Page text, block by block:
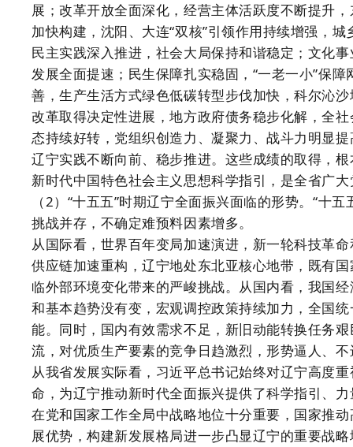
展；改革开放全面深化，经营主体活跃度不断提升
加快构建，沈阳、大连“双核”引领作用持续增强，
民主实践深入推进，社会大局保持和谐稳定；文化
发展全面提速；民生保障扎实稳固，“一老一小”保
善，生产生活方式绿色低碳转型步伐加快，科尔沁
改革取得决定性进展，地方政府债务稳步化解，全
态持续好转，党组织创造力、凝聚力、战斗力明显
辽宁实践不断向前、稳步推进。这些成绩的取得，
新时代中国特色社会主义思想科学指引，是全省广
（2）“十五五”时期辽宁全面振兴面临的形势。“十
挑战并存，不确定难预料因素增多。
从国际看，世界百年变局加速演进，新一轮科技革
供应链加速重构，辽宁地处东北亚核心地带，既有
临外部环境变化带来的严峻挑战。从国内看，我国
和基本趋势没有变，宏观调控政策持续加力，全国
能。同时，国内有效需求不足，新旧动能转换任务
流，对优质生产要素的竞争日趋激烈，形势逼人、
从我省发展实际看，习近平总书记始终对辽宁高度
命，为辽宁推动新时代全面振兴提供了科学指引、
在党和国家工作全局中战略地位十分重要，国家推
展优势，构建新发展格局进一步凸显辽宁的重要战